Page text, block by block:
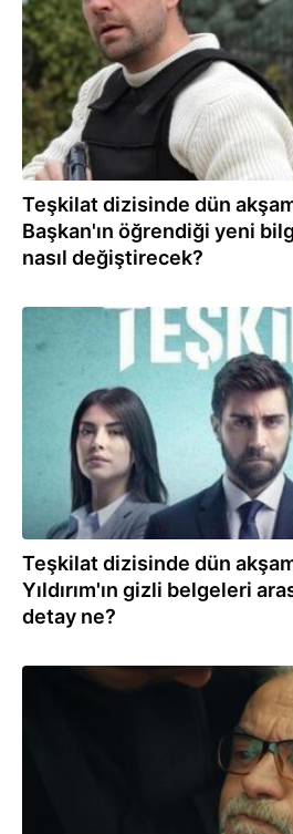
Teşkilat dizisinde dün
Başkan'ın öğrendiği yeni
nasıl değiştirecek?
Teşkilat dizisinde dün
Yıldırım'ın gizli belgeleri
detay ne?
29.03.2022